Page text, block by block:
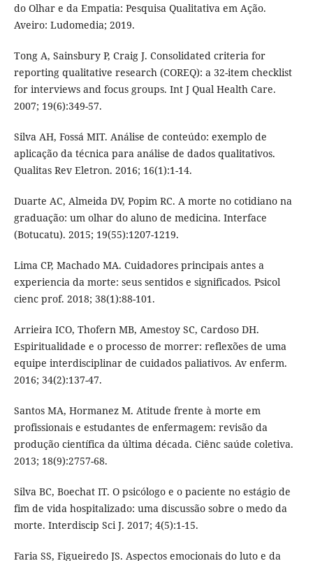
do Olhar e da Empatia: Pesquisa Qualitativa em Ação.
Aveiro: Ludomedia; 2019.
Tong A, Sainsbury P, Craig J. Consolidated criteria for
reporting qualitative research (COREQ): a 32-item checklist
for interviews and focus groups. Int J Qual Health Care.
2007; 19(6):349-57.
Silva AH, Fossá MIT. Análise de conteúdo: exemplo de
aplicação da técnica para análise de dados qualitativos.
Qualitas Rev Eletron. 2016; 16(1):1-14.
Duarte AC, Almeida DV, Popim RC. A morte no cotidiano na
graduação: um olhar do aluno de medicina. Interface
(Botucatu). 2015; 19(55):1207-1219.
Lima CP, Machado MA. Cuidadores principais antes a
experiencia da morte: seus sentidos e significados. Psicol
cienc prof. 2018; 38(1):88-101.
Arrieira ICO, Thofern MB, Amestoy SC, Cardoso DH.
Espiritualidade e o processo de morrer: reflexões de uma
equipe interdisciplinar de cuidados paliativos. Av enferm.
2016; 34(2):137-47.
Santos MA, Hormanez M. Atitude frente à morte em
profissionais e estudantes de enfermagem: revisão da
produção científica da última década. Ciênc saúde coletiva.
2013; 18(9):2757-68.
Silva BC, Boechat IT. O psicólogo e o paciente no estágio de
fim de vida hospitalizado: uma discussão sobre o medo da
morte. Interdiscip Sci J. 2017; 4(5):1-15.
Faria SS, Figueiredo JS. Aspectos emocionais do luto e da